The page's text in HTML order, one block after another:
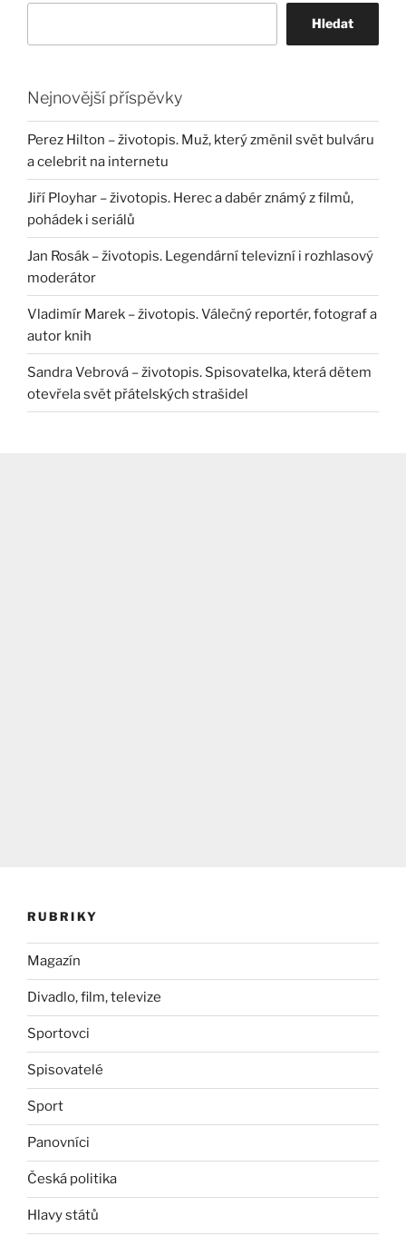
Hledat
Nejnovější příspěvky
Perez Hilton – životopis. Muž, který změnil svět bulváru
a celebrit na internetu
Jiří Ployhar – životopis. Herec a dabér známý z filmů,
pohádek i seriálů
Jan Rosák – životopis. Legendární televizní i rozhlasový
moderátor
Vladimír Marek – životopis. Válečný reportér, fotograf a
autor knih
Sandra Vebrová – životopis. Spisovatelka, která dětem
otevřela svět přátelských strašidel
RUBRIKY
Magazín
Divadlo, film, televize
Sportovci
Spisovatelé
Sport
Panovníci
Česká politika
Hlavy států